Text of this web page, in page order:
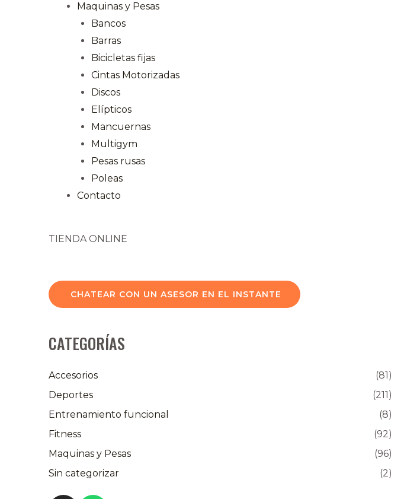
Maquinas y Pesas
Bancos
Barras
Bicicletas fijas
Cintas Motorizadas
Discos
Elípticos
Mancuernas
Multigym
Pesas rusas
Poleas
Contacto
TIENDA ONLINE
CHATEAR CON UN ASESOR EN EL INSTANTE
CATEGORÍAS
Accesorios
(81)
Deportes
(211)
Entrenamiento funcional
(8)
Fitness
(92)
Maquinas y Pesas
(96)
Sin categorizar
(2)